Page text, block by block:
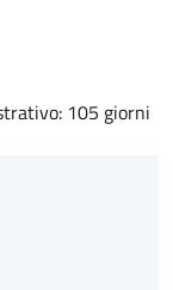
105 giorni